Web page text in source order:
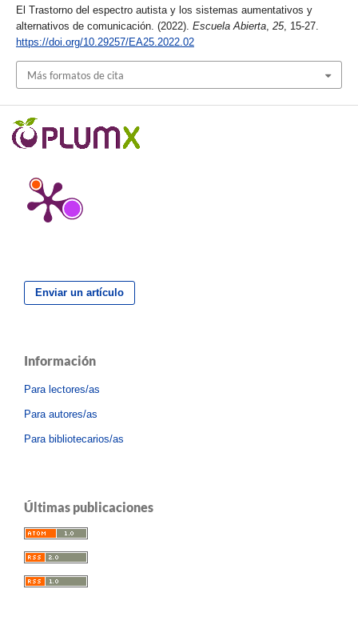
El Trastorno del espectro autista y los sistemas aumentativos y
alternativos de comunicación. (2022). Escuela Abierta, 25, 15-27.
https://doi.org/10.29257/EA25.2022.02
Más formatos de cita
Enviar un artículo
Información
Para lectores/as
Para autores/as
Para bibliotecarios/as
Últimas publicaciones